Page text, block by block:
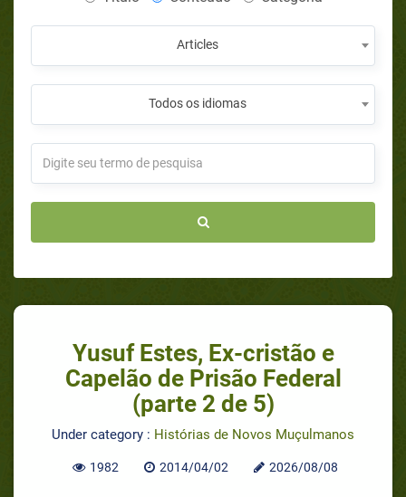
Articles
Todos os idiomas
Yusuf Estes, Ex-cristão e
Capelão de Prisão Federal
(parte 2 de 5)
Under category : Histórias de Novos Muçulmanos
1982 2014/04/02 2026/08/08